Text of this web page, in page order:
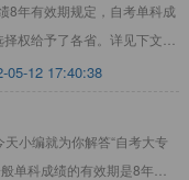
8年有效期规定，自考单科成
权给予了各省。详见下文：
05-12 17:40:38
小编就为你解答“自考大专
单科成绩的有效期是8年，